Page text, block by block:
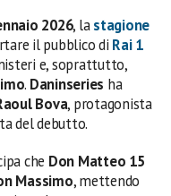
2026, lastagione
il pubblico di Rai 1
e, soprattutto,
. Daninseries ha
Bova, protagonista
del debutto.
che Don Matteo 15
Massimo, mettendo